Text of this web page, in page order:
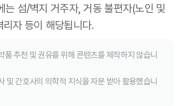
는 섬/벽지 거주자, 거동 불편자(노인 및
자 등이 해당됩니다.
품 추천 및 권유를 위해 콘텐츠를 제작하지 않습니
및 간호사의 의학적 지식을 자문 받아 활용했습니